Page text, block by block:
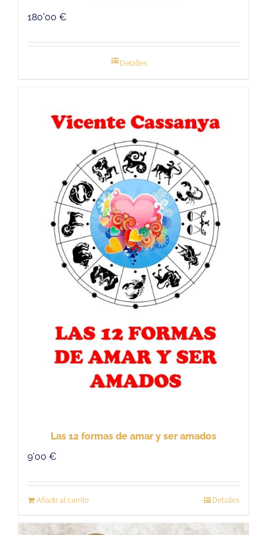
180'00 €
Detalles
Las 12 formas de amar y ser amados
9'00 €
Añadir al carrito Detalles
S